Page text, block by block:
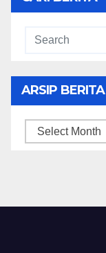
ARSIP BERITA
ARSIP